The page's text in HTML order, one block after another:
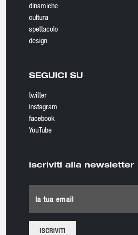
dinamiche
cultura
spettacolo
design
SEGUICI SU
twitter
instagram
facebook
YouTube
iscriviti alla newsletter
la tua email